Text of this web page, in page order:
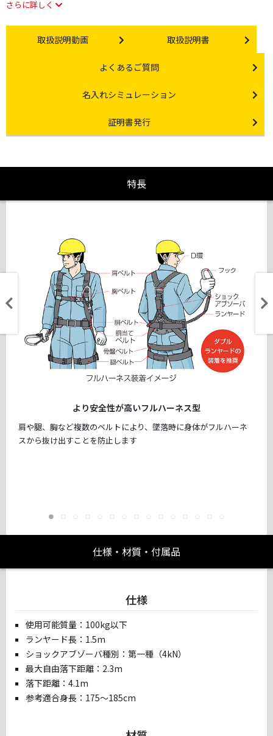
さらに詳しく
Instruction video
取扱説明動画 Instruction manual
取扱説明書
Other link
よくあるご質問
Other link
名入れシミュレーション
Certificate Issuance
証明書発行
特長
より安全性が高いフルハーネス型
肩や腿、胸など複数のベルトにより、墜落時に身体がフルハーネ
スから抜け出すことを防止します
仕様・材質・付属品
仕様
使用可能質量：100kg以下
ランヤード長：1.5m
ショックアブゾーバ種別：第一種（4kN）
最大自由落下距離：2.3m
落下距離：4.1m
参考適合身長：175～185cm